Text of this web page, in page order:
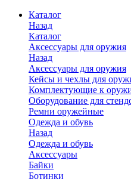
Каталог
Назад
Каталог
Аксессуары для оружия
Назад
Аксессуары для оружия
Кейсы и чехлы для
Комплектующие к
Оборудование для
Ремни оружейные
Одежда и обувь
Назад
Одежда и обувь
Аксессуары
Байки
Ботинки